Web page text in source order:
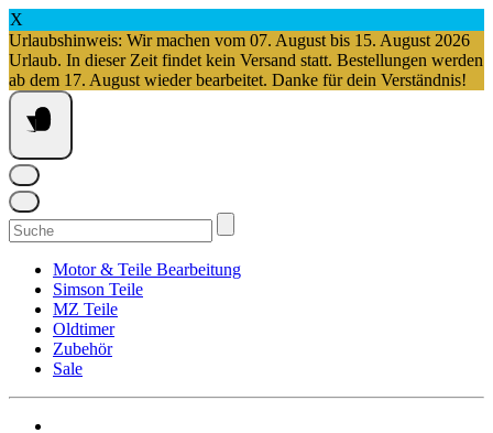
X
Urlaubshinweis: Wir machen vom 07. August bis 15. August 2026
Urlaub. In dieser Zeit findet kein Versand statt. Bestellungen werden
ab dem 17. August wieder bearbeitet. Danke für dein Verständnis!
Springe
zum
Inhalt
Suchen
nach:
Motor & Teile Bearbeitung
Simson Teile
MZ Teile
Oldtimer
Zubehör
Sale